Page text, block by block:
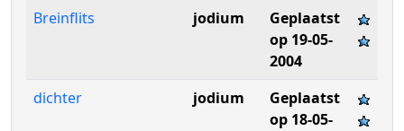
Breinflits
jodium
Geplaatst
op 19-05-
2004
dichter
jodium
Geplaatst
op 18-05-